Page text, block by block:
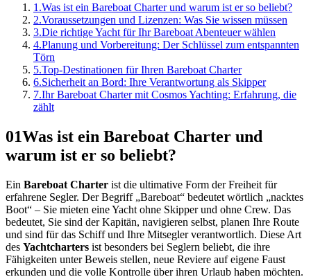
1 .Was ist ein Bareboat Charter und warum ist er so beliebt?
2.Voraussetzungen und Lizenzen: Was Sie wissen müssen
3.Die richtige Yacht für Ihr Bareboat Abenteuer wählen
4.Planung und Vorbereitung: Der Schlüssel zum entspannten
Törn
5.Top-Destinationen für Ihren Bareboat Charter
6.Sicherheit an Bord: Ihre Verantwortung als Skipper
7.Ihr Bareboat Charter mit Cosmos Yachting: Erfahrung, die
zählt
01Was ist ein Bareboat Charter und
warum ist er so beliebt?
Ein Bareboat Charter ist die ultimative Form der Freiheit für
erfahrene Segler. Der Begriff „Bareboat“ bedeutet wörtlich „nacktes
Boot“ – Sie mieten eine Yacht ohne Skipper und ohne Crew. Das
bedeutet, Sie sind der Kapitän, navigieren selbst, planen Ihre Route
und sind für das Schiff und Ihre Mitsegler verantwortlich. Diese Art
des Yachtcharters ist besonders bei Seglern beliebt, die ihre
Fähigkeiten unter Beweis stellen, neue Reviere auf eigene Faust
erkunden und die volle Kontrolle über ihren Urlaub haben möchten.